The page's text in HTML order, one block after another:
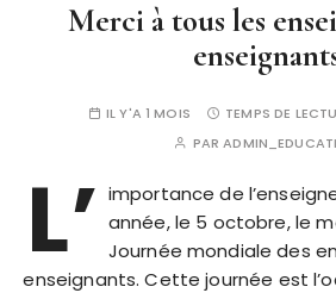
Merci à tous les
IL Y'A 1 MOIS TEMPS DE
PAR
L’ importance de
année, le 5 octobre, le
Journée mondiale des
enseignants. Cette journée est